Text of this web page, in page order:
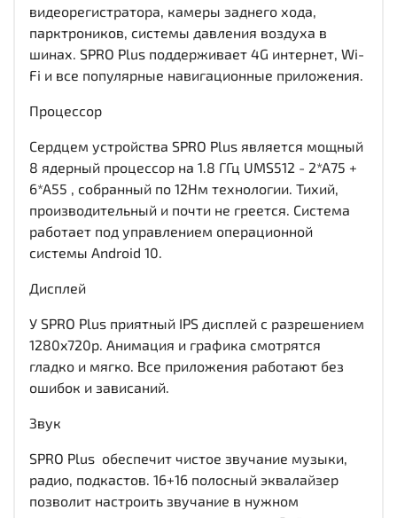
видеорегистратора, камеры заднего хода,
парктроников, системы давления воздуха в
шинах. SPRO Plus поддерживает 4G интернет, Wi-
Fi и все популярные навигационные приложения.
Процессор
Сердцем устройства SPRO Plus является мощный
8 ядерный процессор на 1.8 ГГц UMS512 - 2*A75 +
6*A55 , собранный по 12Нм технологии. Тихий,
производительный и почти не греется. Система
работает под управлением операционной
системы Android 10.
Дисплей
У SPRO Plus приятный IPS дисплей c разрешением
1280x720р. Анимация и графика смотрятся
гладко и мягко. Все приложения работают без
ошибок и зависаний.
Звук
SPRO Plus обеспечит чистое звучание музыки,
радио, подкастов. 16+16 полосный эквалайзер
позволит настроить звучание в нужном